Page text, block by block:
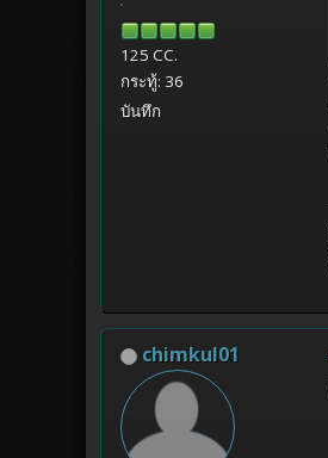
125 CC.
กระทู้: 36
บันทึก
chimkul01